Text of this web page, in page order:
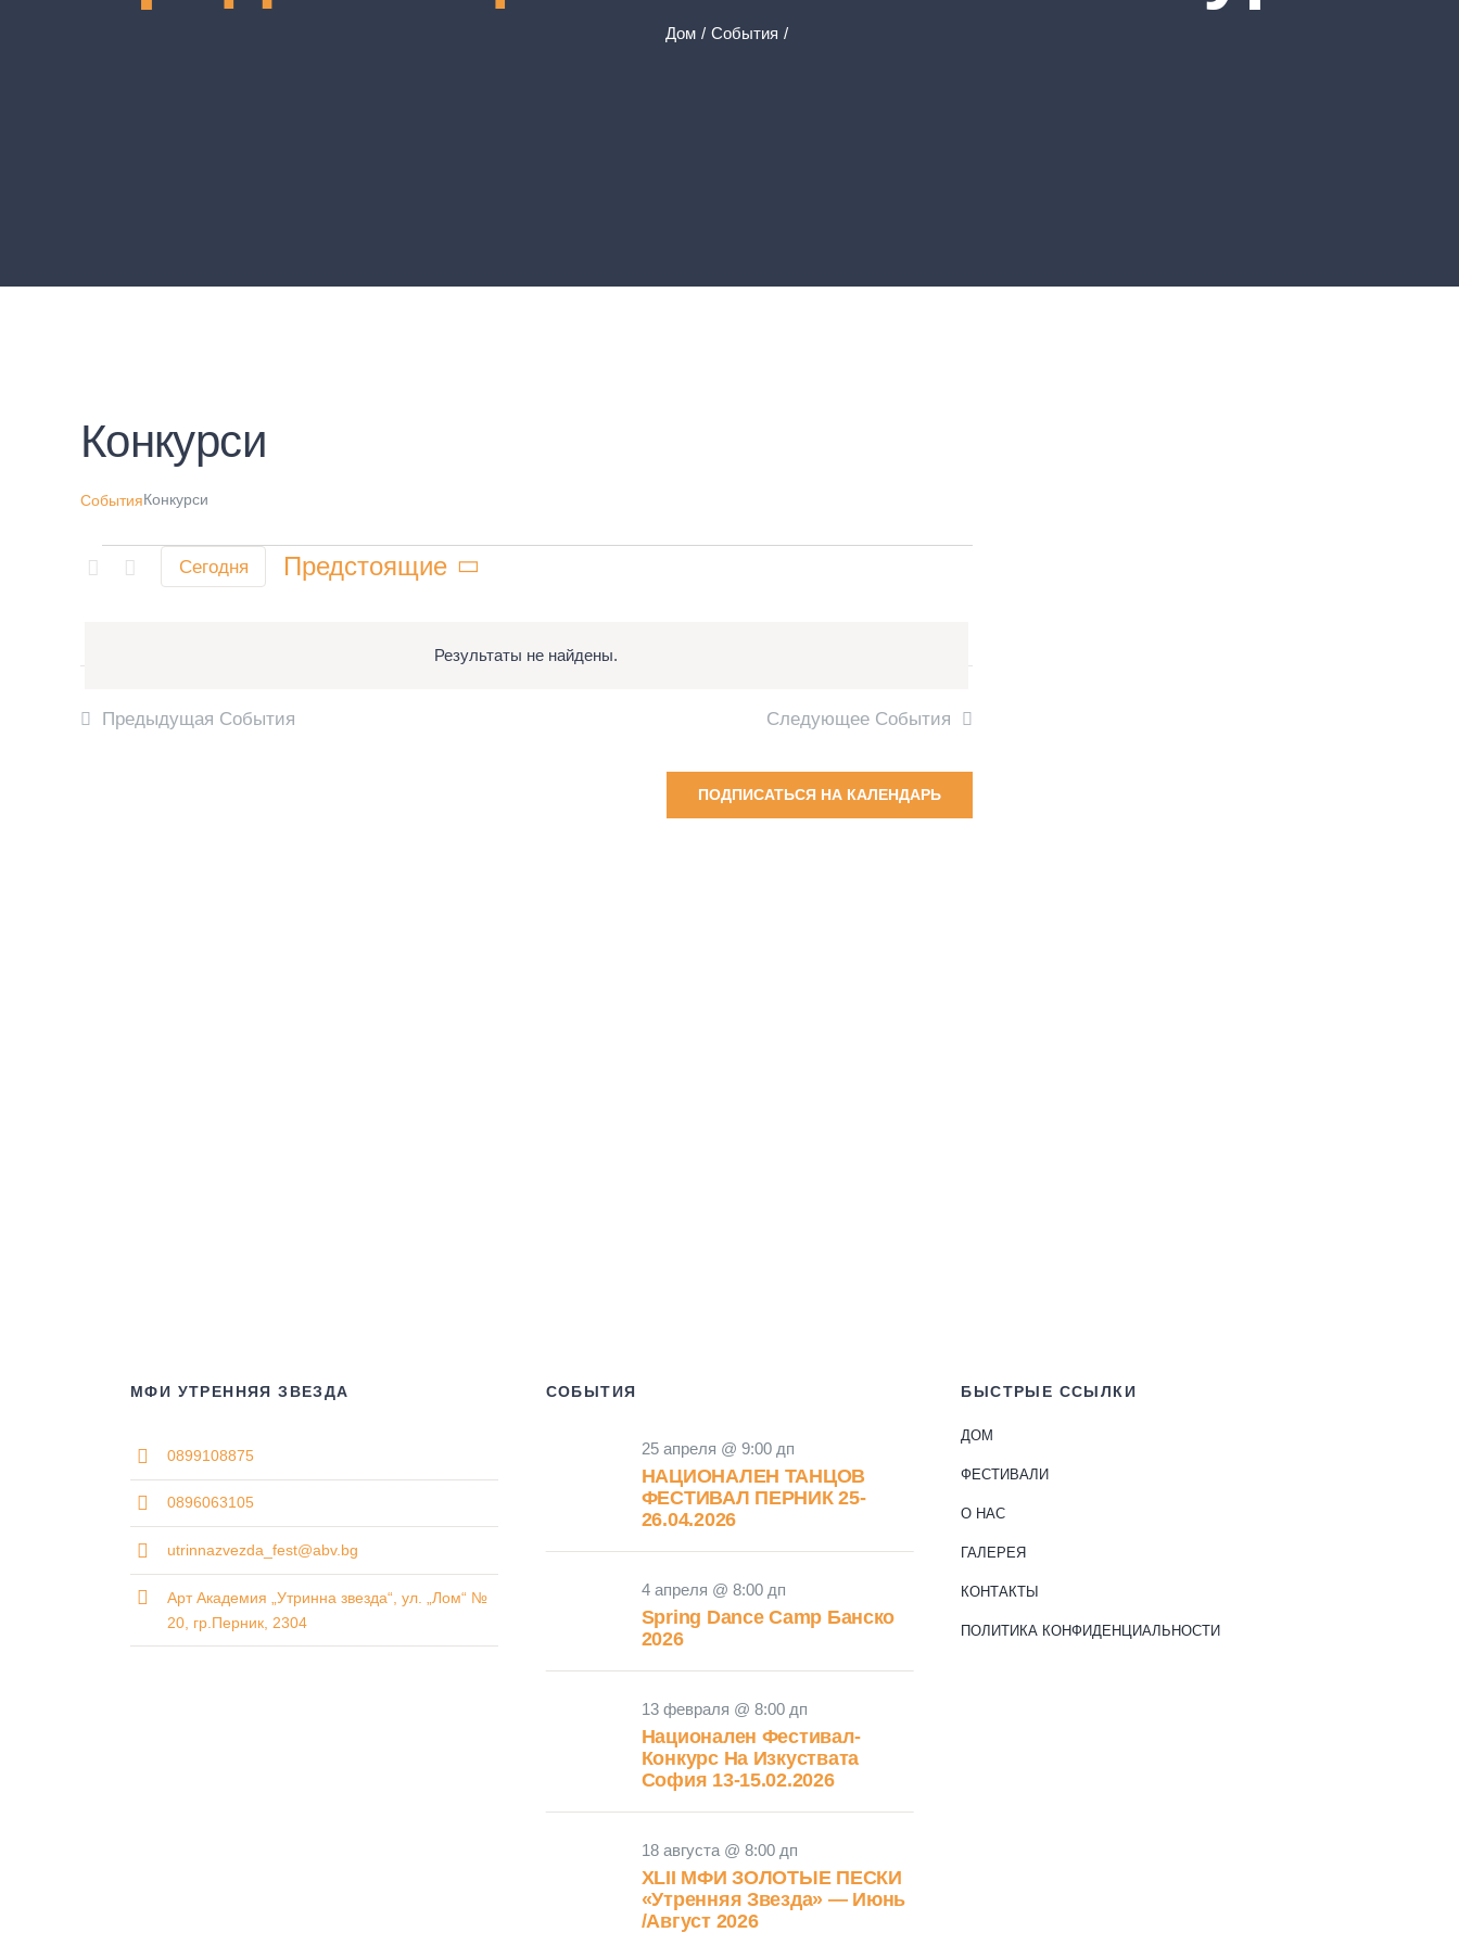
Дом События
Конкурси
СобытияКонкурси
События
Заметка
Результаты не найдены.
просмотрам
Сегодня
Предстоящие
Предыдущая События Следующее События
ПОДПИСАТЬСЯ НА КАЛЕНДАРЬ
МФИ УТРЕННЯЯ ЗВЕЗДА
0899108875
0896063105
utrinnazvezda_fest@abv.bg
Арт Академия „Утринна звезда“, ул. „Лом“ №
20, гр.Перник, 2304
СОБЫТИЯ
25 апреля @ 9:00 дп
НАЦИОНАЛЕН ТАНЦОВ
ФЕСТИВАЛ ПЕРНИК 25-
26.04.2026
4 апреля @ 8:00 дп
Spring Dance Camp Банско
2026
13 февраля @ 8:00 дп
Национален Фестивал-
Конкурс На Изкуствата
София 13-15.02.2026
18 августа @ 8:00 дп
XLII МФИ ЗОЛОТЫЕ ПЕСКИ
«Утренняя Звезда» — Июнь
/Август 2026
БЫСТРЫЕ ССЫЛКИ
ДОМ
ФЕСТИВАЛИ
О НАС
ГАЛЕРЕЯ
КОНТАКТЫ
ПОЛИТИКА КОНФИДЕНЦИАЛЬНОСТИ